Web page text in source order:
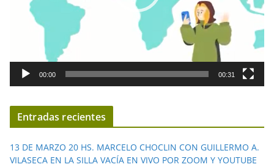
d
í
d
o
00:00 00:31
Entradas recientes
13 DE MARZO 20 HS. MARCELO CHOCLIN CON GUILLERMO A.
VILASECA EN LA SILLA VACÍA EN VIVO POR ZOOM Y YOUTUBE